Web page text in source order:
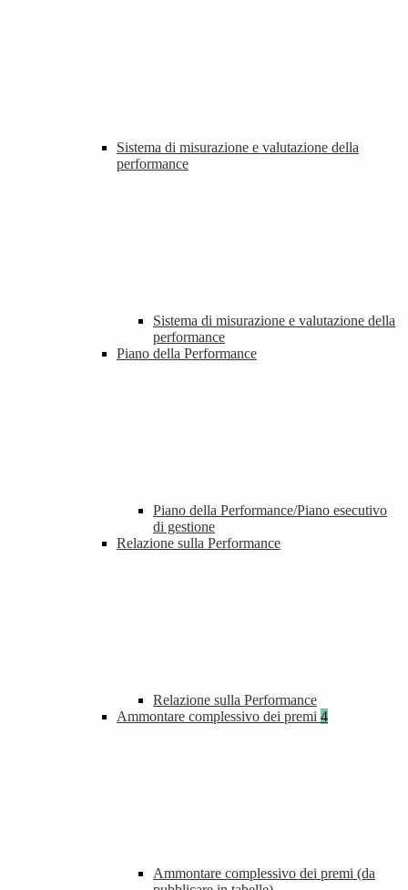
Sistema di misurazione e valutazione della
performance
Sistema di misurazione e valutazione della
performance
Piano della Performance
Piano della Performance/Piano esecutivo
di gestione
Relazione sulla Performance
Relazione sulla Performance
Ammontare complessivo dei premi 4
Ammontare complessivo dei premi (da